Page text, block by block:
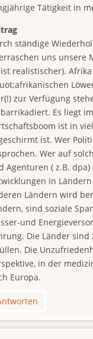
Tätigkeit in
ständige
uns unsere
realistischer).
zur Verfügung
Es liegt
ist in
ist. Wer
Wer auf
Agenturen ( z.B.
in
Ländern wird
sind soziale
und
Die Länder
Die
in der
Europa.